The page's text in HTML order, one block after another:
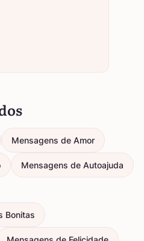
Mensagens de Amor
Mensagens de Autoajuda
Bonitas